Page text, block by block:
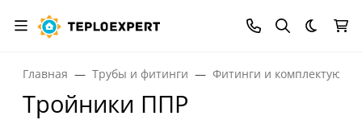
Темная
Главная Трубы и фитинги Фитинги и
Тройники ППР